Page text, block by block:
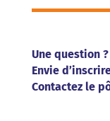
Une question ?
Envie
Contactez le